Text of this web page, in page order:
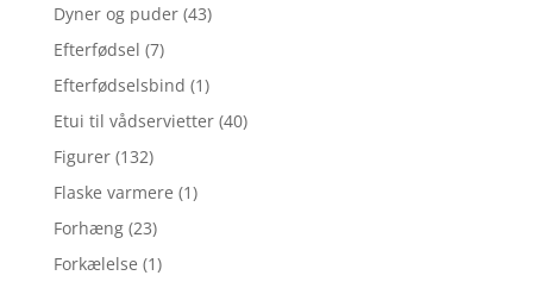
Dyner og puder (43)
Efterfødsel (7)
Efterfødselsbind (1)
Etui til vådservietter (40)
Figurer (132)
Flaske varmere (1)
Forhæng (23)
Forkælelse (1)